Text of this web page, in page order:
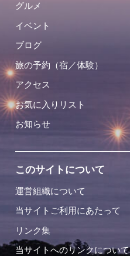
グルメ
イベント
ブログ
旅の予約（宿／体験）
アクセス
お気に入りリスト
お知らせ
このサイトについて
運営組織について
当サイトご利用にあたって
リンク集
当サイトへのリンクについて